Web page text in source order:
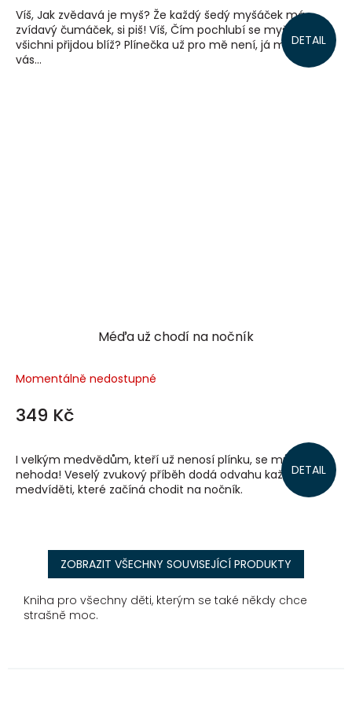
DETAIL
Víš, Jak zvědavá je myš? Že každý šedý myšáček má
zvídavý čumáček, si piš! Víš, Čím pochlubí se myš, když
všichni přijdou blíž? Plínečka už pro mě není, já mám pro
vás...
Méďa už chodí na nočník
Momentálně nedostupné
349 Kč
DETAIL
I velkým medvědům, kteří už nenosí plínku, se může stát
nehoda! Veselý zvukový příběh dodá odvahu každému
medvíděti, které začíná chodit na nočník.
ZOBRAZIT VŠECHNY SOUVISEJÍCÍ PRODUKTY
Kniha pro všechny děti, kterým se také někdy chce
strašně moc.